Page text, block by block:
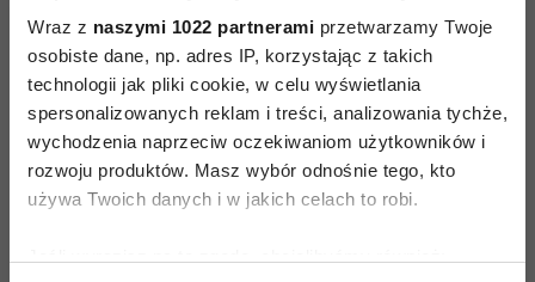
Wraz z naszymi 1022 partnerami przetwarzamy Twoje
osobiste dane, np. adres IP, korzystając z takich
technologii jak pliki cookie, w celu wyświetlania
spersonalizowanych reklam i treści, analizowania tychże,
wychodzenia naprzeciw oczekiwaniom użytkowników i
rozwoju produktów. Masz wybór odnośnie tego, kto
używa Twoich danych i w jakich celach to robi.